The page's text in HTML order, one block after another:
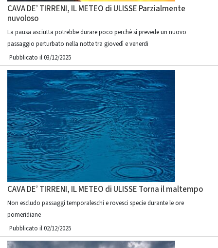
CAVA DE’ TIRRENI, IL METEO di ULISSE Parzialmente
nuvoloso
La pausa asciutta potrebbe durare poco perchè si prevede un nuovo
passaggio perturbato nella notte tra giovedì e venerdi
Pubblicato il 03/12/2025
CAVA DE’ TIRRENI, IL METEO di ULISSE Torna il maltempo
Non escludo passaggi temporaleschi e rovesci specie durante le ore
pomeridiane
Pubblicato il 02/12/2025